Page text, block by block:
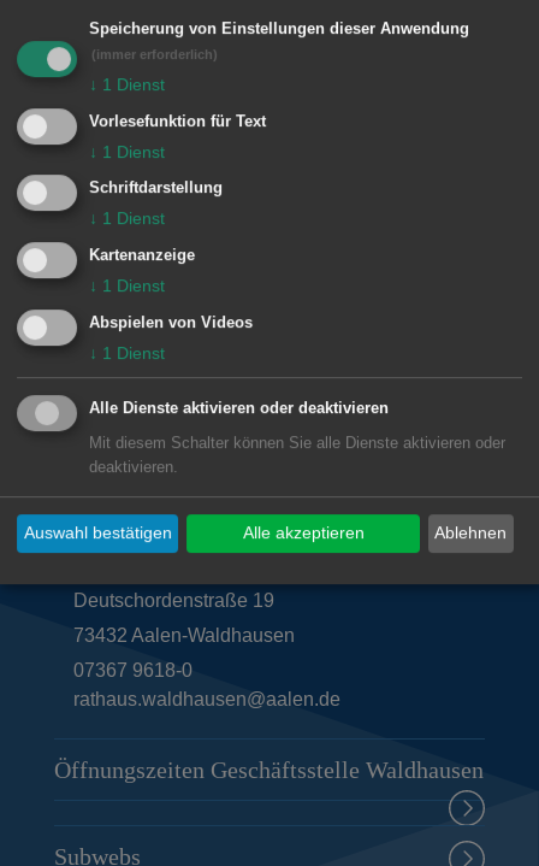
Kirchenaustritt
L
Lebensbescheinigung
Keine weiteren Einträge vorhanden.
Unsere Anschrift
Deutschordenstraße 19
73432 Aalen-Waldhausen
07367 9618-0
rathaus.waldhausen@aalen.de
Öffnungszeiten Geschäftsstelle Waldhausen
Subwebs
Speicherung von Einstellungen dieser Anwendung
(immer erforderlich)
↓ 1 Dienst
Vorlesefunktion für Text
↓ 1 Dienst
Schriftdarstellung
↓ 1 Dienst
Kartenanzeige
↓ 1 Dienst
Abspielen von Videos
↓ 1 Dienst
Alle Dienste aktivieren oder deaktivieren
Mit diesem Schalter können Sie alle Dienste aktivieren oder
deaktivieren.
Ablehnen
Auswahl bestätigen Alle akzeptieren